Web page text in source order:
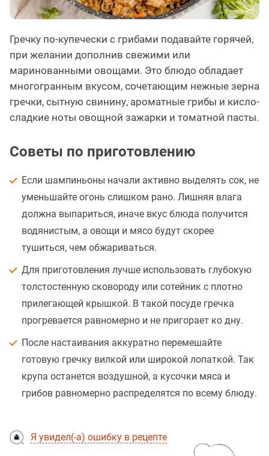
Гречку по-купечески с грибами подавайте горячей,
при желании дополнив свежими или
маринованными овощами. Это блюдо обладает
многогранным вкусом, сочетающим нежные зерна
гречки, сытную свинину, ароматные грибы и кисло-
сладкие ноты овощной зажарки и томатной пасты.
Советы по приготовлению
Если шампиньоны начали активно выделять сок, не
уменьшайте огонь слишком рано. Лишняя влага
должна выпариться, иначе вкус блюда получится
водянистым, а овощи и мясо будут скорее
тушиться, чем обжариваться.
Для приготовления лучше использовать глубокую
толстостенную сковороду или сотейник с плотно
прилегающей крышкой. В такой посуде гречка
прогревается равномерно и не пригорает ко дну.
После настаивания аккуратно перемешайте
готовую гречку вилкой или широкой лопаткой. Так
крупа останется воздушной, а кусочки мяса и
грибов равномерно распределятся по всему блюду.
Я увидел(-а) ошибку в рецепте